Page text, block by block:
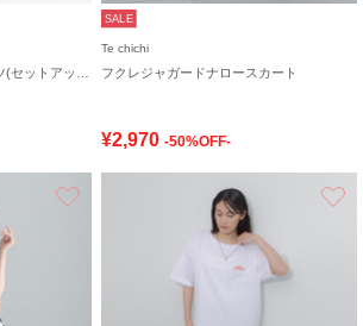
SALE
Te chichi
フクレジャガードナロースカート
¥2,970 -50%OFF-